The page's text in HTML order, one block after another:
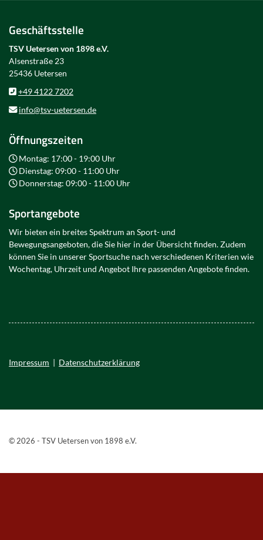
Geschäftsstelle
TSV Uetersen von 1898 e.V.
Alsenstraße 23
25436 Uetersen
+49 4122 7202
info@tsv-uetersen.de
Öffnungszeiten
Montag: 17:00 - 19:00 Uhr
Dienstag: 09:00 - 11:00 Uhr
Donnerstag: 09:00 - 11:00 Uhr
Sportangebote
Wir bieten ein breites Spektrum an Sport- und
Bewegungsangeboten, die Sie hier in der Übersicht finden. Zudem
können Sie in unserer Sportsuche nach verschiedenen Kriterien wie
Wochentag, Uhrzeit und Angebot Ihre passenden Angebote finden.
Impressum | Datenschutzerklärung
© 2026 - TSV Uetersen von 1898 e.V.